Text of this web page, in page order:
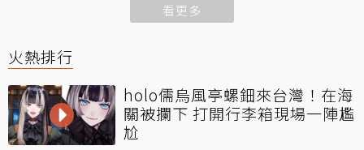
看更多
火熱排行
holo儒烏風亭螺鈿來台灣！在海
關被攔下 打開行李箱現場一陣尷
尬